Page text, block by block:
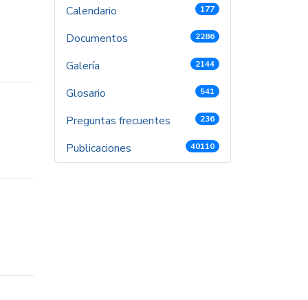
Calendario
177
Documentos 2286
Galería 2144
Glosario 541
Preguntas frecuentes 236
Publicaciones 40110